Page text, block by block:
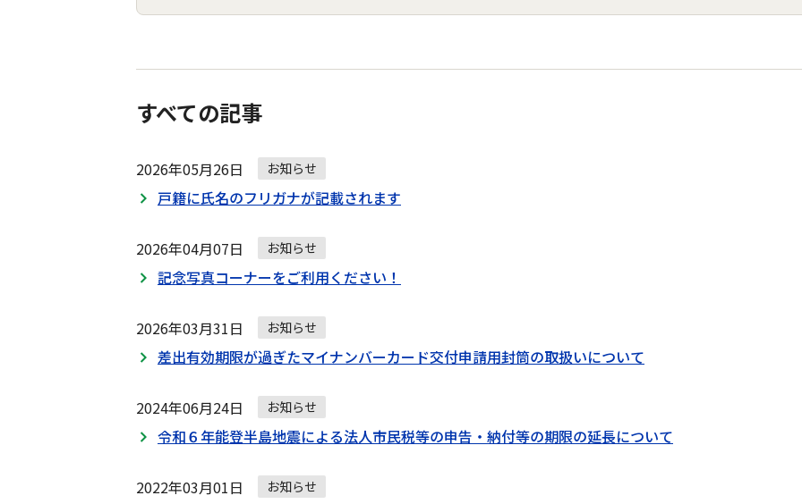
すべての記事
2026年05月26日 お知らせ
戸籍に氏名のフリガナが記載されます
2026年04月07日 お知らせ
記念写真コーナーをご利用ください！
2026年03月31日 お知らせ
差出有効期限が過ぎたマイナンバーカード交付申請用封筒の取扱いについて
2024年06月24日 お知らせ
令和６年能登半島地震による法人市民税等の申告・納付等の期限の延長について
2022年03月01日 お知らせ